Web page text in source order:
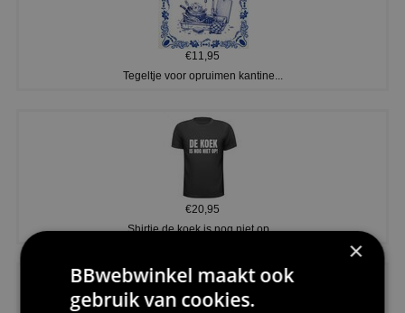
€11,95
Tegeltje voor opruimen kantine...
€20,95
Shirtje de koek is nog niet op...
×
BBwebwinkel maakt ook
gebruik van cookies.